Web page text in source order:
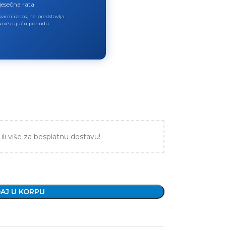
rata
iznos, ne predstavlja
ponudu.
više za besplatnu dostavu!
U KORPU